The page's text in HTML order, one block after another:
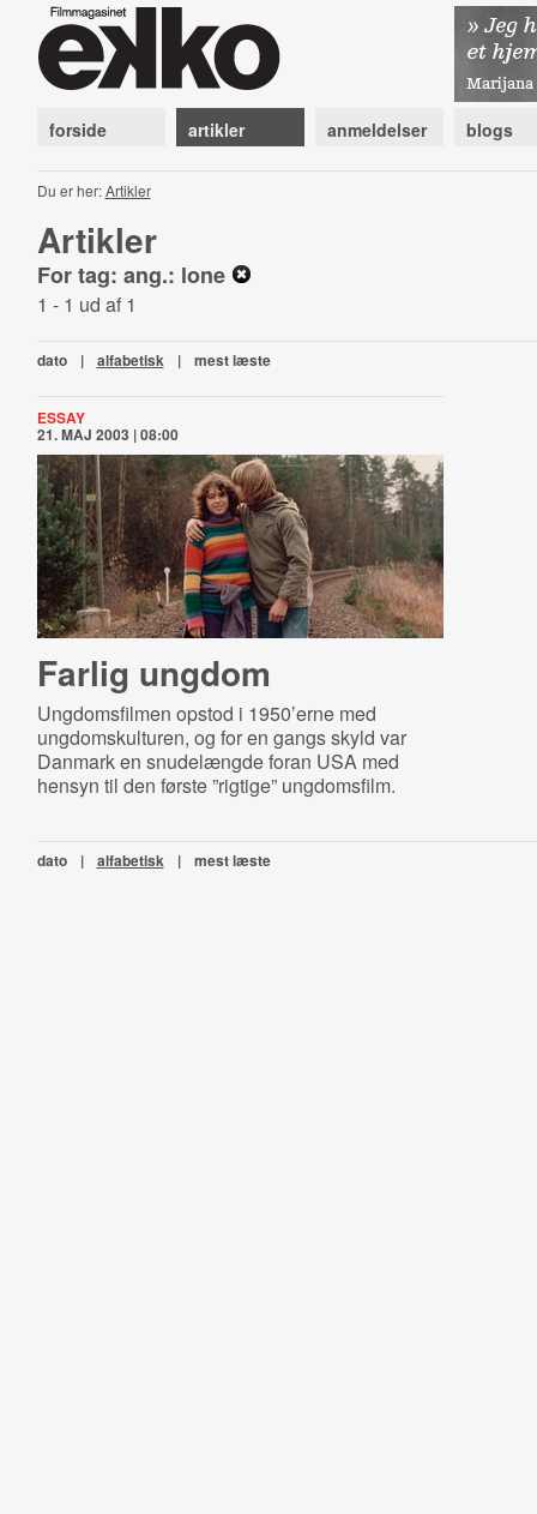
forside artikler anmeldelser blogs
Du er her:Artikler
Artikler
For tag: ang.: lone
1 - 1 ud af 1
dato | alfabetisk | mest læste
ESSAY
21. MAJ 2003 | 08:00
Farlig ungdom
Ungdomsfilmen opstod i 1950’erne med
ungdomskulturen, og for en gangs skyld var
Danmark en snudelængde foran USA med
hensyn til den første ”rigtige” ungdomsfilm.
dato | alfabetisk | mest læste